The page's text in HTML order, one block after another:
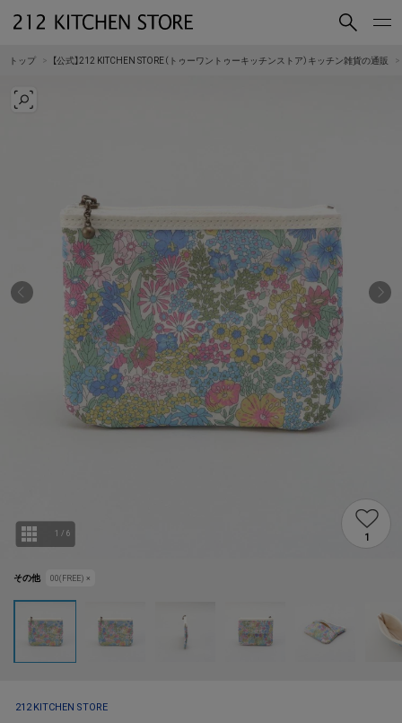
買いもの
212 KITCHEN STORE 公式SNSアカウント
Instagram Facebook Mail Magazine YouTube
トップ 【公式】212 KITCHEN STORE（トゥーワントゥーキッチンストア）キッチン雑貨の通販
その他 00(FREE) ×
1 / 6 1
212 KITCHEN STORE